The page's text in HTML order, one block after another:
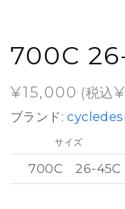
700C
¥15,000 (税込¥
ブランド:
サイズ
700C 26-45C